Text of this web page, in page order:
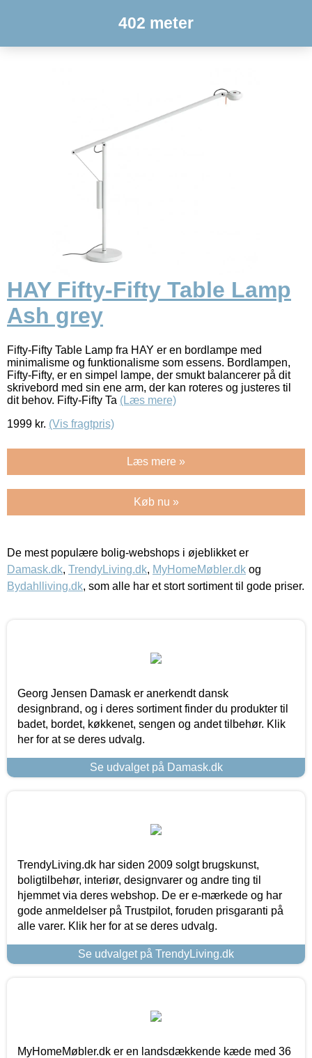
402 meter
HAY Fifty-Fifty Table Lamp
Ash grey
Fifty-Fifty Table Lamp fra HAY er en bordlampe med
minimalisme og funktionalisme som essens. Bordlampen,
Fifty-Fifty, er en simpel lampe, der smukt balancerer på dit
skrivebord med sin ene arm, der kan roteres og justeres til
dit behov. Fifty-Fifty Ta (Læs mere)
1999 kr. (Vis fragtpris)
Læs mere »
Køb nu »
De mest populære bolig-webshops i øjeblikket er
Damask.dk, TrendyLiving.dk, MyHomeMøbler.dk og
Bydahlliving.dk, som alle har et stort sortiment til gode priser.
Georg Jensen Damask er anerkendt dansk
designbrand, og i deres sortiment finder du produkter til
badet, bordet, køkkenet, sengen og andet tilbehør. Klik
her for at se deres udvalg.
Se udvalget på Damask.dk
TrendyLiving.dk har siden 2009 solgt brugskunst,
boligtilbehør, interiør, designvarer og andre ting til
hjemmet via deres webshop. De er e-mærkede og har
gode anmeldelser på Trustpilot, foruden prisgaranti på
alle varer. Klik her for at se deres udvalg.
Se udvalget på TrendyLiving.dk
MyHomeMøbler.dk er en landsdækkende kæde med 36